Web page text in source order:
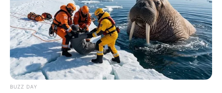
A találkozó nem volt mentes csípős
megjegyzésektől sem.
BUZZ DAY